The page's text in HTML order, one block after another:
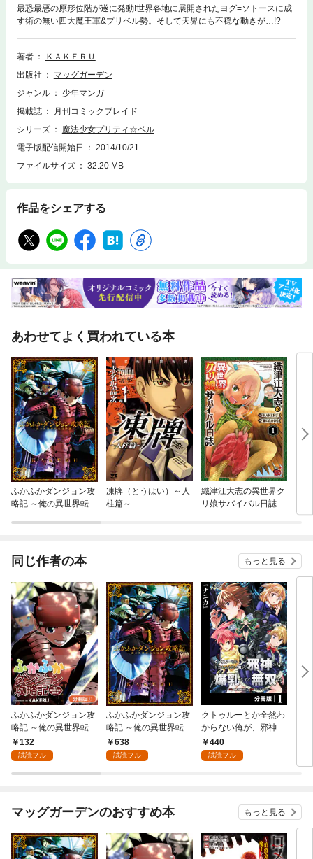
最恐最悪の原形位階が遂に発動!世界各地に展開されたヨグ=ソトースに成
す術の無い四大魔王軍&プリベル勢。そして天界にも不穏な動きが…!?
著者
ＫＡＫＥＲＵ
出版社
マッグガーデン
ジャンル
少年マンガ
掲載誌
月刊コミックブレイド
シリーズ
魔法少女プリティ☆ベル
電子版配信開始日
2014/10/21
ファイルサイズ
32.20 MB
作品をシェアする
あわせてよく買われている本
ふかふかダンジョン攻
略記 ～俺の異世界転生
凍牌（とうはい）～人
柱篇～
織津江大志の異世界ク
リ娘サバイバル日誌
東
同じ作者の本 もっと見る
ふかふかダンジョン攻
略記 ～俺の異世界転生
冒険譚～【分冊版】 1
巻
132
試読フル
ふかふかダンジョン攻
略記 ～俺の異世界転生
冒険譚～ 1巻
638
試読フル
クトゥルーとか全然わ
からない俺が、邪神の
力で爆乳女子と無双す
る【分冊版】１
440
試読フル
帝
マッグガーデンのおすすめ本 もっと見る